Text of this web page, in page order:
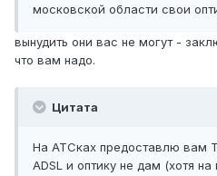
московской области свои
вынудить они вас не могут -
что вам надо.
Цитата
На АТСках предоставлю вам
ADSL и оптику не дам (хотя